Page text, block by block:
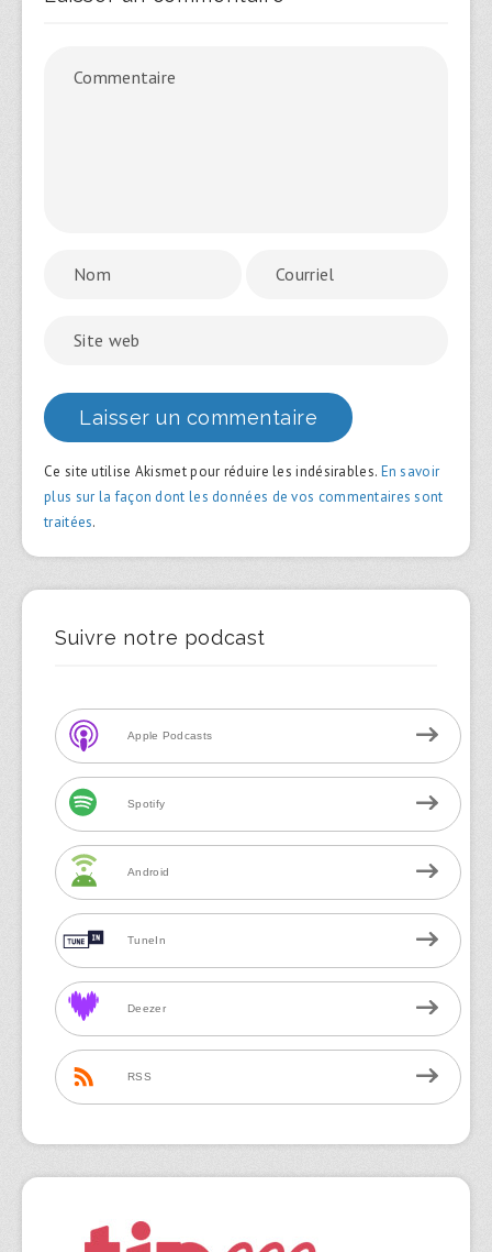
Ce site utilise Akismet pour réduire les indésirables. En savoir
plus sur la façon dont les données de vos commentaires sont
traitées.
Suivre notre podcast
Apple Podcasts
Spotify
Android
TuneIn
Deezer
RSS